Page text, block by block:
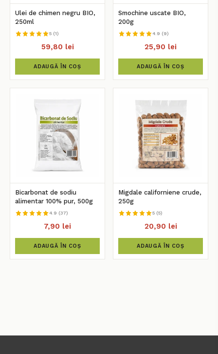
Ulei de chimen negru BIO,
250ml
5 (1)
59,80 lei
ADAUGĂ ÎN COȘ
Smochine uscate BIO,
200g
4.9 (9)
25,90 lei
ADAUGĂ ÎN COȘ
Bicarbonat de sodiu
alimentar 100% pur, 500g
4.9 (37)
7,90 lei
ADAUGĂ ÎN COȘ
Migdale californiene crude,
250g
5 (5)
20,90 lei
ADAUGĂ ÎN COȘ